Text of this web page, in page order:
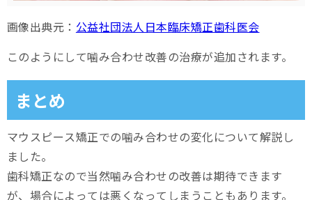
画像出典元： 公益社団法人日本臨床矯正歯科医会
このようにして噛み合わせ改善の治療が追加されます。
まとめ
マウスピース矯正での噛み合わせの変化について解説し
ました。
歯科矯正なので当然噛み合わせの改善は期待できます
が、場合によっては悪くなってしまうこともあります。